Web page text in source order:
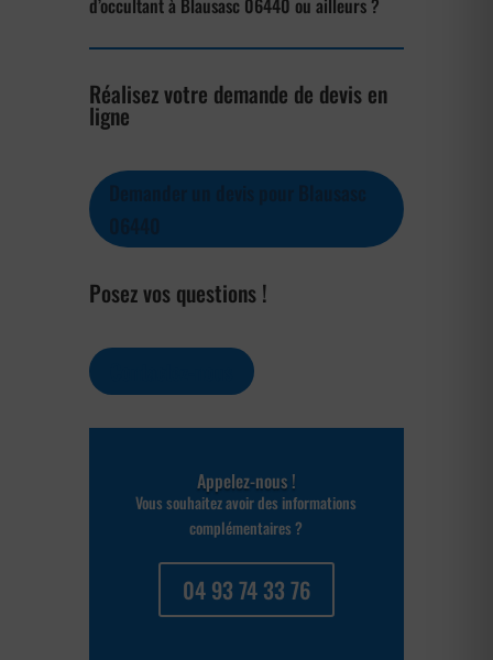
d’occultant à Blausasc 06440 ou ailleurs ?
Réalisez votre demande de devis en
ligne
Posez vos questions !
Appelez-nous !
Vous souhaitez avoir des informations
complémentaires ?
04 93 74 33 76